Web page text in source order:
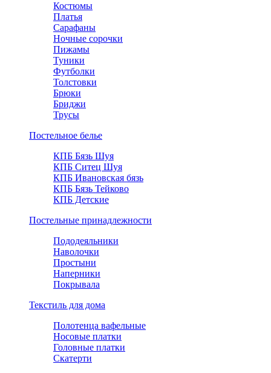
Костюмы
Платья
Сарафаны
Ночные сорочки
Пижамы
Туники
Футболки
Толстовки
Брюки
Бриджи
Трусы
Постельное белье
КПБ Бязь Шуя
КПБ Ситец Шуя
КПБ Ивановская бязь
КПБ Бязь Тейково
КПБ Детские
Постельные принадлежности
Пододеяльники
Наволочки
Простыни
Наперники
Покрывала
Текстиль для дома
Полотенца вафельные
Носовые платки
Головные платки
Скатерти